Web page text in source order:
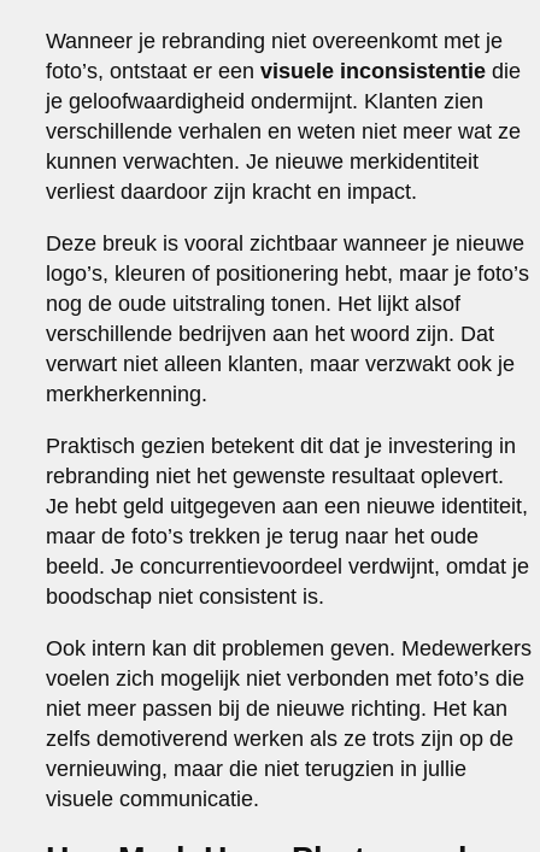
Wanneer je rebranding niet overeenkomt met je
foto’s, ontstaat er eenvisuele inconsistentie die
je geloofwaardigheid ondermijnt. Klanten zien
verschillende verhalen en weten niet meer wat ze
kunnen verwachten. Je nieuwe merkidentiteit
verliest daardoor zijn kracht en impact.
Deze breuk is vooral zichtbaar wanneer je nieuwe
logo’s, kleuren of positionering hebt, maar je foto’s
nog de oude uitstraling tonen. Het lijkt alsof
verschillende bedrijven aan het woord zijn. Dat
verwart niet alleen klanten, maar verzwakt ook je
merkherkenning.
Praktisch gezien betekent dit dat je investering in
rebranding niet het gewenste resultaat oplevert.
Je hebt geld uitgegeven aan een nieuwe identiteit,
maar de foto’s trekken je terug naar het oude
beeld. Je concurrentievoordeel verdwijnt, omdat je
boodschap niet consistent is.
Ook intern kan dit problemen geven. Medewerkers
voelen zich mogelijk niet verbonden met foto’s die
niet meer passen bij de nieuwe richting. Het kan
zelfs demotiverend werken als ze trots zijn op de
vernieuwing, maar die niet terugzien in jullie
visuele communicatie.